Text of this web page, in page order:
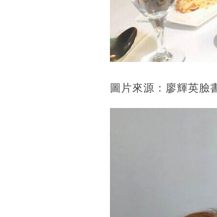
圖片來源：廖輝英臉